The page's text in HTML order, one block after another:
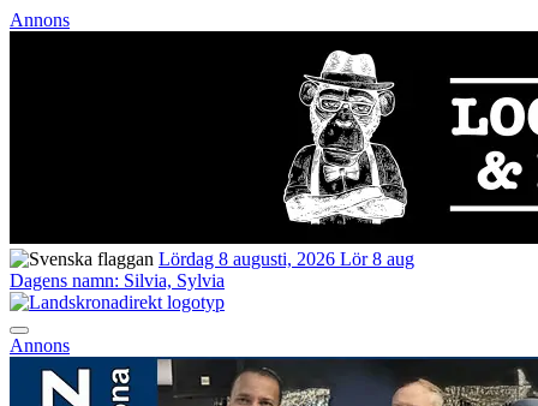
Annons
Lördag 8 augusti, 2026 Lör 8 aug
Dagens namn: Silvia, Sylvia
Annons